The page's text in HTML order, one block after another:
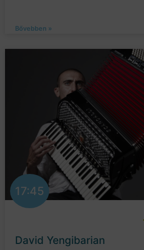
Bővebben »
17:45
David Yengibarian